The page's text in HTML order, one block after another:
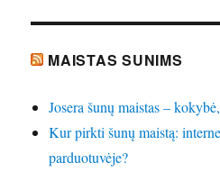
MAISTAS SUNIMS
Josera šunų maistas –
Kur pirkti šunų maistą:
parduotuvėje?